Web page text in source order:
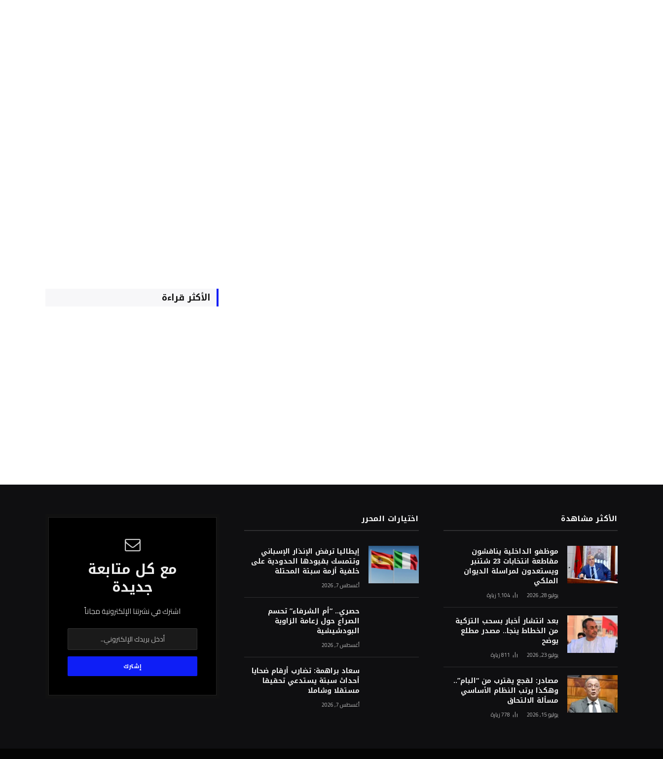
الأكثر قراءة
الأكثر مشاهدة
موظفو الداخلية يناقشون
مقاطعة انتخابات 23 شتنبر
ويستعدون لمراسلة الديوان
الملكي
يوليو 28, 2026 1٬104 زيارة
بعد انتشار أخبار بسحب التزكية
من الخطاط ينجا.. مصدر مطلع
يوضح
يوليو 23, 2026 811زيارة
مصادر: لقجع يقترب من “البام”..
وهكذا يرتب النظام الأساسي
مسألة الالتحاق
يوليو 15, 2026 778زيارة
اختيارات المحرر
إيطاليا ترفض الإنذار الإسباني
وتتمسك بقيودها الحدودية على
خلفية أزمة سبتة المحتلة
أغسطس 7, 2026
حصري.. “أم الشرفاء” تحسم
الصراع حول زعامة الزاوية
البودشيشية
أغسطس 7, 2026
سعاد براهمة: تضارب أرقام ضحايا
أحداث سبتة يستدعي تحقيقا
مستقلا وشاملا
أغسطس 7, 2026
مع كل متابعة
جديدة
اشترك في نشرتنا الإلكترونية مجاناً